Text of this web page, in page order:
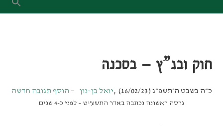
חוק ובג”ץ – בסכנה
כ״ה בשבט ה׳תשפ״ג (16/02/23) , יואל בן-נון הוסף תגובה חדשה
גרסה ראשונה נכתבה באדר התשע”ט – לפני כ-4 שנים